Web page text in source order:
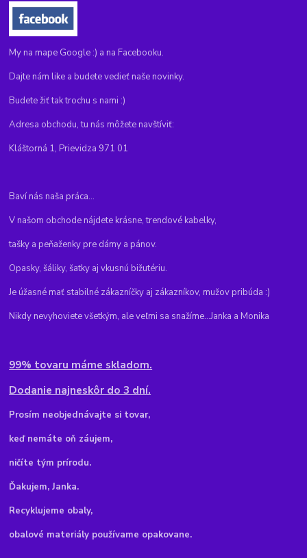
My na mape Google :) a na Facebooku.
Dajte nám like a budete vedieť naše novinky.
Budete žiť tak trochu s nami :)
Adresa obchodu, tu nás môžete navštíviť:
Kláštorná 1, Prievidza 971 01
Baví nás naša práca...
V našom obchode nájdete krásne, trendové kabelky,
tašky a peňaženky pre dámy a pánov.
Opasky, šáliky, šatky aj vkusnú bižutériu.
Je úžasné mať stabilné zákazníčky aj zákazníkov, mužov pribúda :)
Nikdy nevyhoviete všetkým, ale veľmi sa snažíme...Janka a Monika
99% tovaru máme skladom.
Dodanie najneskôr do 3 dní.
Prosím neobjednávajte si tovar,
keď nemáte oň záujem,
ničíte tým prírodu.
Ďakujem, Janka.
Recyklujeme obaly,
obalové materiály používame opakovane.